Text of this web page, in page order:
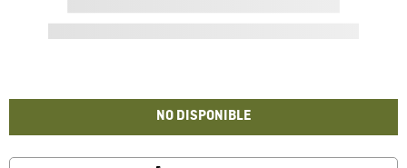
NO DISPONIBLE